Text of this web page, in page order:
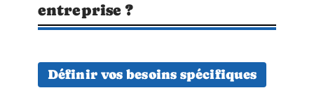
entreprise ?
Définir vos besoins spécifiques